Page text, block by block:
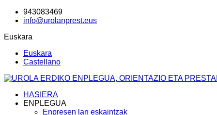
943083469
info@urolanprest.eus
Euskara
Euskara
Castellano
HASIERA
ENPLEGUA
Enpresen lan eskaintzak